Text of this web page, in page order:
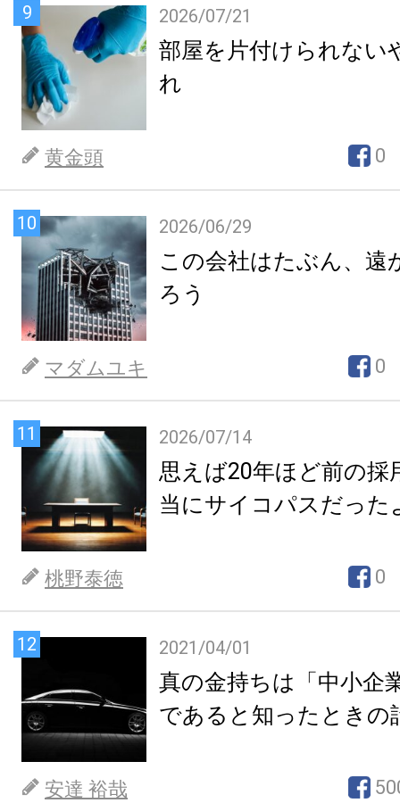
9 2026/07/21
部屋を片付けられない
れ
黄金頭 0
10 2026/06/29
この会社はたぶん、遠
ろう
マダムユキ 0
11 2026/07/14
思えば20年ほど前の採
当にサイコパスだった
桃野泰徳 0
12 2021/04/01
真の金持ちは「中小企
であると知ったときの
安達 裕哉